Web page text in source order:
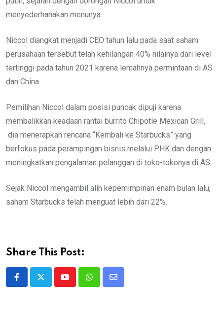
menyederhanakan menunya.
Niccol diangkat menjadi CEO tahun lalu pada saat saham
perusahaan tersebut telah kehilangan 40% nilainya dari level
tertinggi pada tahun 2021 karena lemahnya permintaan di AS
dan China.
Pemilihan Niccol dalam posisi puncak dipuji karena
membalikkan keadaan rantai burrito Chipotle Mexican Grill,
dia menerapkan rencana “Kembali ke Starbucks” yang
berfokus pada perampingan bisnis melalui PHK dan dengan
meningkatkan pengalaman pelanggan di toko-tokonya di AS.
Sejak Niccol mengambil alih kepemimpinan enam bulan lalu,
saham Starbucks telah menguat lebih dari 22%.
Share This Post:
YoutubeWhatsappShare